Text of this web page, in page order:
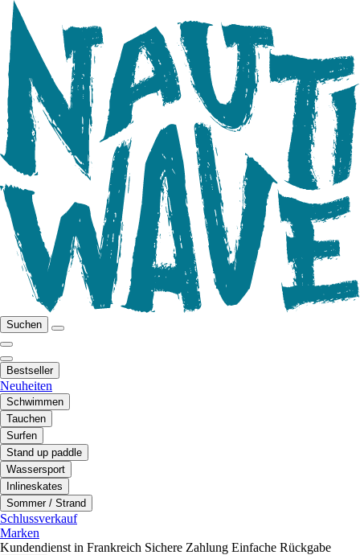
Suchen
Bestseller
Neuheiten
Schwimmen
Tauchen
Surfen
Stand up paddle
Wassersport
Inlineskates
Sommer / Strand
Schlussverkauf
Marken
Kundendienst in Frankreich Sichere Zahlung Einfache Rückgabe